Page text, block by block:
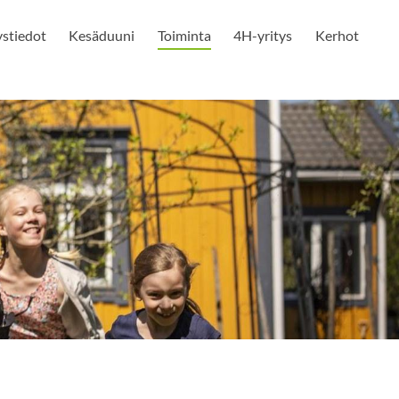
Kesäduuni Toiminta 4H-yritys Kerhot